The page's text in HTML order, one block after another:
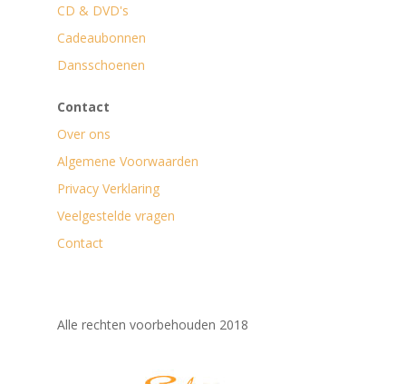
CD & DVD's
Cadeaubonnen
Dansschoenen
Contact
Over ons
Algemene Voorwaarden
Privacy Verklaring
Veelgestelde vragen
Contact
Alle rechten voorbehouden 2018